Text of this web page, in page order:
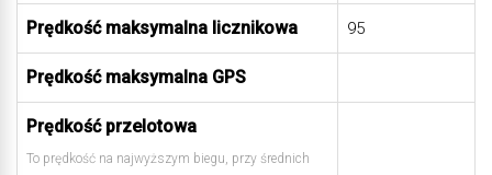
Prędkość maksymalna licznikowa 95
Prędkość maksymalna GPS
Prędkość przelotowa
To prędkość na najwyższym biegu, przy średnich